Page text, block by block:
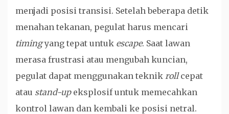
menjadi posisi transisi. Setelah beberapa detik
menahan tekanan, pegulat harus mencari
timingyang tepat untuk escape. Saat lawan
merasa frustrasi atau mengubah kuncian,
pegulat dapat menggunakan teknik rollcepat
atau stand-upeksplosif untuk memecahkan
kontrol lawan dan kembali ke posisi netral.